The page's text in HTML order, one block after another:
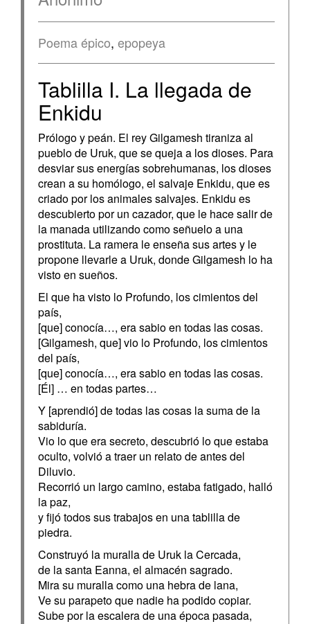
Poema épico, epopeya
Tablilla I. La llegada de
Enkidu
Prólogo y peán. El rey Gilgamesh tiraniza al
pueblo de Uruk, que se queja a los dioses. Para
desviar sus energías sobrehumanas, los dioses
crean a su homólogo, el salvaje Enkidu, que es
criado por los animales salvajes. Enkidu es
descubierto por un cazador, que le hace salir de
la manada utilizando como señuelo a una
prostituta. La ramera le enseña sus artes y le
propone llevarle a Uruk, donde Gilgamesh lo ha
visto en sueños.
El que ha visto lo Profundo, los cimientos del
país,
[que] conocía…, era sabio en todas las cosas.
[Gilgamesh, que] vio lo Profundo, los cimientos
del país,
[que] conocía…, era sabio en todas las cosas.
[Él] … en todas partes…
Y [aprendió] de todas las cosas la suma de la
sabiduría.
Vio lo que era secreto, descubrió lo que estaba
oculto, volvió a traer un relato de antes del
Diluvio.
Recorrió un largo camino, estaba fatigado, halló
la paz,
y fijó todos sus trabajos en una tablilla de
piedra.
Construyó la muralla de Uruk la Cercada,
de la santa Eanna, el almacén sagrado.
Mira su muralla como una hebra de lana,
Ve su parapeto que nadie ha podido copiar.
Sube por la escalera de una época pasada,